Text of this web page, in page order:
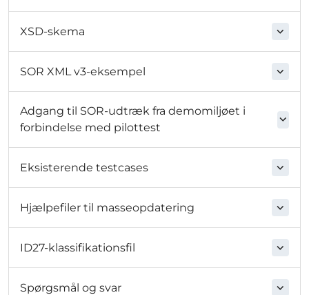
XSD-skema
SOR XML v3-eksempel
Adgang til SOR-udtræk fra demomiljøet i
forbindelse med pilottest
Eksisterende testcases
Hjælpefiler til masseopdatering
ID27-klassifikationsfil
Spørgsmål og svar